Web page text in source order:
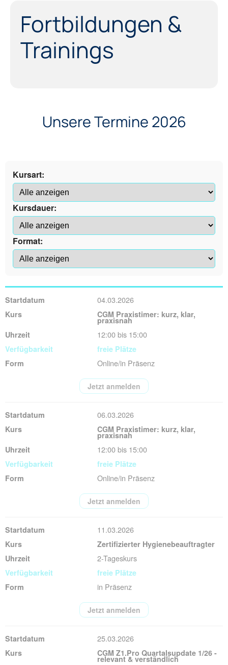
Fortbildungen &
Trainings
Unsere Termine 2026
Kursart:
Kursdauer:
Format:
04.03.2026
CGM Praxistimer: kurz, klar,
praxisnah
12:00 bis 15:00
freie Plätze
Online/in Präsenz
Jetzt anmelden
06.03.2026
CGM Praxistimer: kurz, klar,
praxisnah
12:00 bis 15:00
freie Plätze
Online/in Präsenz
Jetzt anmelden
11.03.2026
Zertifizierter Hygienebeauftragter
2-Tageskurs
freie Plätze
in Präsenz
Jetzt anmelden
25.03.2026
CGM Z1.Pro Quartalsupdate 1/26 -
relevant & verständlich